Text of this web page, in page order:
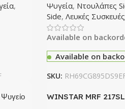
,
Ψυγεία, Ντουλάπες
Side,Λευκές Συσκευές
Available on
Available on
SKU:
WINSTAR MRF